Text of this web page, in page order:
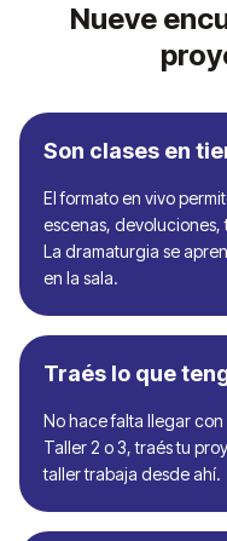
Nueve
Son clases en
El formato en vivo
escenas, devoluciones,
La dramaturgia se
en la sala.
Traés lo que
No hace falta llegar con
Taller 2 o 3, traés tu
taller trabaja desde ahí.